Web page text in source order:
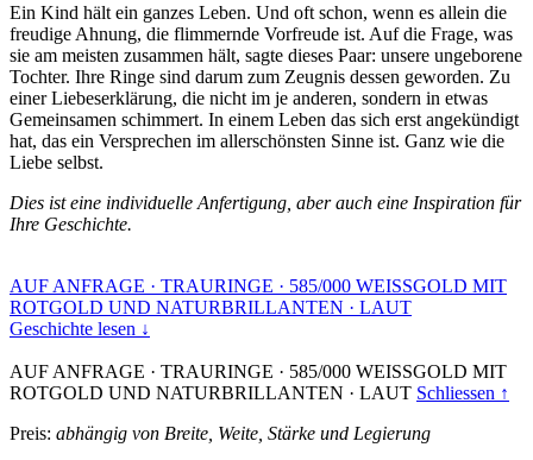
Ein Kind hält ein ganzes Leben. Und oft schon, wenn es allein die
freudige Ahnung, die flimmernde Vorfreude ist. Auf die Frage, was
sie am meisten zusammen hält, sagte dieses Paar: unsere ungeborene
Tochter. Ihre Ringe sind darum zum Zeugnis dessen geworden. Zu
einer Liebeserklärung, die nicht im je anderen, sondern in etwas
Gemeinsamen schimmert. In einem Leben das sich erst angekündigt
hat, das ein Versprechen im allerschönsten Sinne ist. Ganz wie die
Liebe selbst.
Dies ist eine individuelle Anfertigung, aber auch eine Inspiration für
Ihre Geschichte.
AUF ANFRAGE · TRAURINGE · 585/000 WEISSGOLD MIT
ROTGOLD UND NATURBRILLANTEN · LAUT
Geschichte lesen ↓
AUF ANFRAGE · TRAURINGE · 585/000 WEISSGOLD MIT
ROTGOLD UND NATURBRILLANTEN · LAUT Schliessen ↑
Preis: abhängig von Breite, Weite, Stärke und Legierung